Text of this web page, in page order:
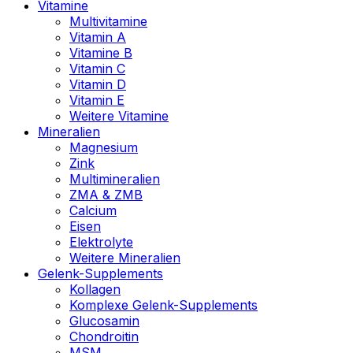
Vitamine
Multivitamine
Vitamin A
Vitamine B
Vitamin C
Vitamin D
Vitamin E
Weitere Vitamine
Mineralien
Magnesium
Zink
Multimineralien
ZMA & ZMB
Calcium
Eisen
Elektrolyte
Weitere Mineralien
Gelenk-Supplements
Kollagen
Komplexe Gelenk-Supplements
Glucosamin
Chondroitin